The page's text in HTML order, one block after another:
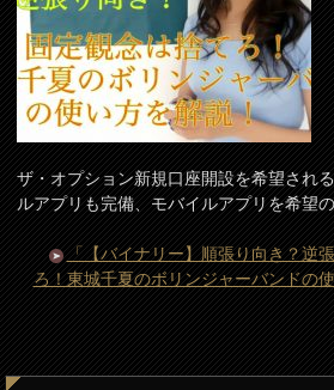
ザ・オプション新規口座開設を希望され
ルアプリも完備、モバイルアプリを希望
「【バイナリー】順張り向き？逆
ろ！東城千夏のボリンジャーバンドの